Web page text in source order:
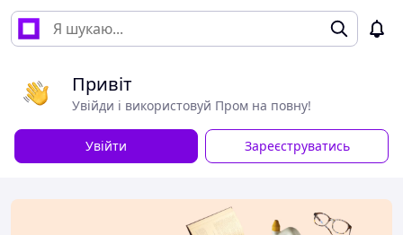
Привіт
Увійди і використовуй Пром на повну!
Увійти Зареєструватись